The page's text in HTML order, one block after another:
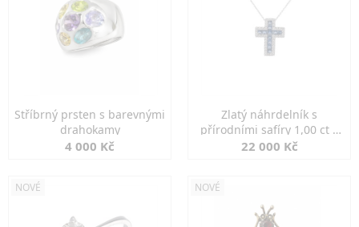
Stříbrný prsten s barevnými
drahokamy
4 000 Kč
Zlatý náhrdelník s
přírodními safíry 1,00 ct a
diamanty
22 000 Kč
NOVÉ NOVÉ